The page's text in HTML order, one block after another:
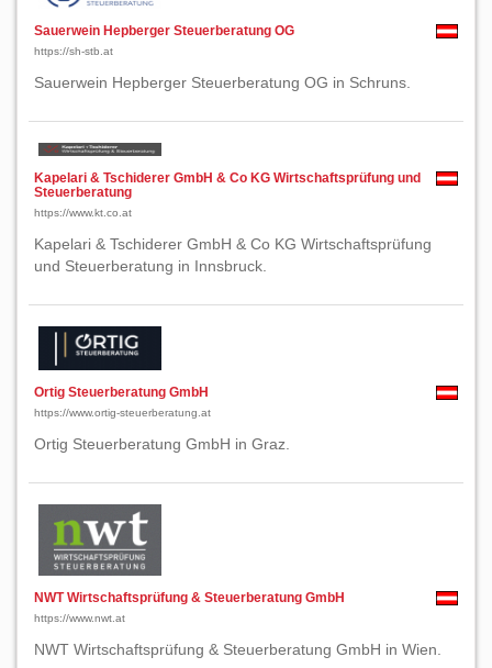
Sauerwein Hepberger Steuerberatung OG
https://sh-stb.at
Sauerwein Hepberger Steuerberatung OG in Schruns.
Kapelari & Tschiderer GmbH & Co KG Wirtschaftsprüfung und
Steuerberatung
https://www.kt.co.at
Kapelari & Tschiderer GmbH & Co KG Wirtschaftsprüfung
und Steuerberatung in Innsbruck.
Ortig Steuerberatung GmbH
https://www.ortig-steuerberatung.at
Ortig Steuerberatung GmbH in Graz.
NWT Wirtschaftsprüfung & Steuerberatung GmbH
https://www.nwt.at
NWT Wirtschaftsprüfung & Steuerberatung GmbH in Wien.